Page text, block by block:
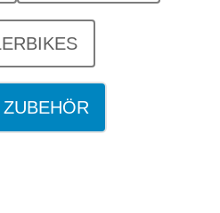
ZUBEHÖR